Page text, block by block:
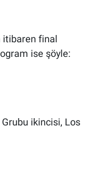
final
ise şöyle:
ikincisi, Los